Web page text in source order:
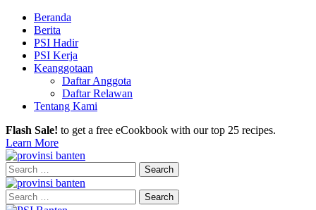
Beranda
Berita
PSI Hadir
PSI Kerja
Keanggotaan
Daftar Anggota
Daftar Relawan
Tentang Kami
Flash Sale! to get a free eCookbook with our top 25 recipes.
Learn More
Search
for:
Search
for: